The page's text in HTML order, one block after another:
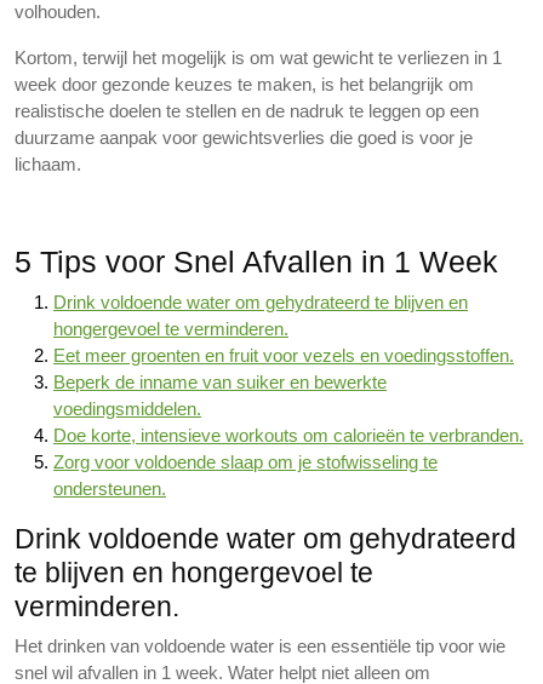
volhouden.
Kortom, terwijl het mogelijk is om wat gewicht te verliezen in 1
week door gezonde keuzes te maken, is het belangrijk om
realistische doelen te stellen en de nadruk te leggen op een
duurzame aanpak voor gewichtsverlies die goed is voor je
lichaam.
5 Tips voor Snel Afvallen in 1 Week
Drink voldoende water om gehydrateerd te blijven en
hongergevoel te verminderen.
Eet meer groenten en fruit voor vezels en voedingsstoffen.
Beperk de inname van suiker en bewerkte
voedingsmiddelen.
Doe korte, intensieve workouts om calorieën te verbranden.
Zorg voor voldoende slaap om je stofwisseling te
ondersteunen.
Drink voldoende water om gehydrateerd
te blijven en hongergevoel te
verminderen.
Het drinken van voldoende water is een essentiële tip voor wie
snel wil afvallen in 1 week. Water helpt niet alleen om